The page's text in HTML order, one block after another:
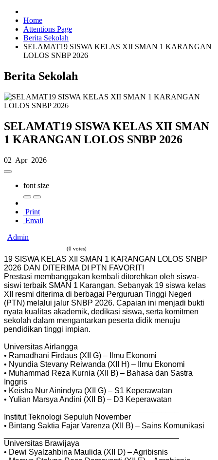
Home
Attentions Page
Berita Sekolah
SELAMAT19 SISWA KELAS XII SMAN 1 KARANGAN
LOLOS SNBP 2026
Berita Sekolah
SELAMAT19 SISWA KELAS XII SMAN
1 KARANGAN LOLOS SNBP 2026
02 Apr 2026
font size
Print
Email
Admin
(0 votes)
19 SISWA KELAS XII SMAN 1 KARANGAN LOLOS SNBP
2026 DAN DITERIMA DI PTN FAVORIT!
Prestasi membanggakan kembali ditorehkan oleh siswa-
siswi terbaik SMAN 1 Karangan. Sebanyak 19 siswa kelas
XII resmi diterima di berbagai Perguruan Tinggi Negeri
(PTN) melalui jalur SNBP 2026. Capaian ini menjadi bukti
nyata kualitas akademik, dedikasi siswa, serta komitmen
sekolah dalam mengantarkan peserta didik menuju
pendidikan tinggi impian.
Universitas Airlangga
• Ramadhani Firdaus (XII G) – Ilmu Ekonomi
• Nyundia Stevany Reiwanda (XII H) – Ilmu Ekonomi
• Muhammad Reza Kurnia (XII B) – Bahasa dan Sastra
Inggris
• Keisha Nur Ainindyra (XII G) – S1 Keperawatan
• Yulian Marsya Andini (XII B) – D3 Keperawatan
Institut Teknologi Sepuluh November
• Bintang Saktia Fajar Varenza (XII B) – Sains Komunikasi
Universitas Brawijaya
• Dewi Syalzahbina Maulida (XII D) – Agribisnis